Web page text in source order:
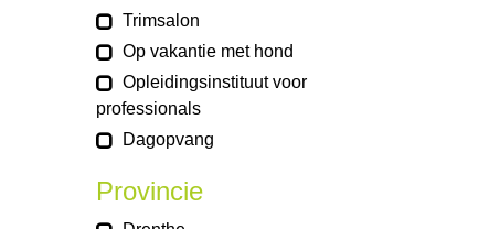
Trimsalon
Op vakantie met hond
Opleidingsinstituut voor
professionals
Dagopvang
Provincie